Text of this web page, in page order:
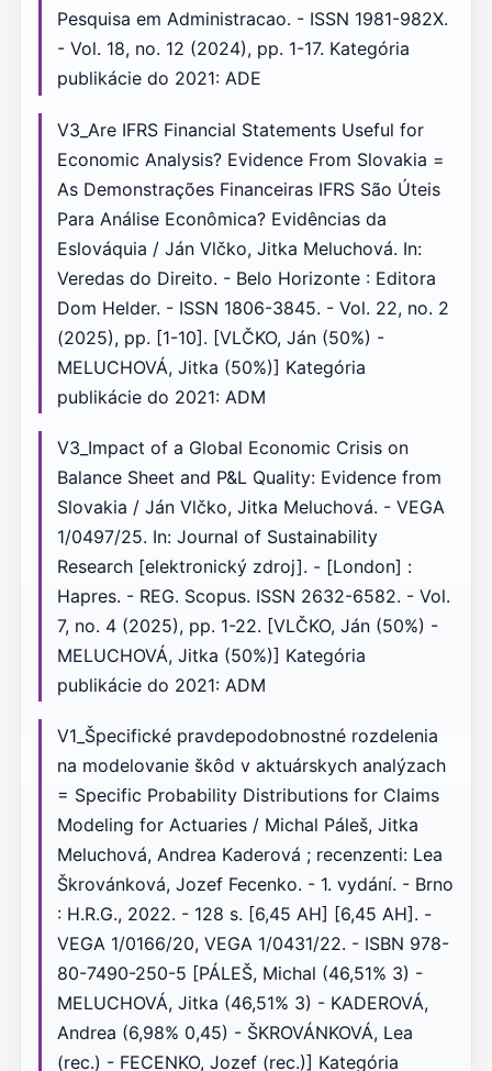
Pesquisa em Administracao. - ISSN 1981-982X.
- Vol. 18, no. 12 (2024), pp. 1-17. Kategória
publikácie do 2021: ADE
V3_Are IFRS Financial Statements Useful for
Economic Analysis? Evidence From Slovakia =
As Demonstrações Financeiras IFRS São Úteis
Para Análise Econômica? Evidências da
Eslováquia / Ján Vlčko, Jitka Meluchová. In:
Veredas do Direito. - Belo Horizonte : Editora
Dom Helder. - ISSN 1806-3845. - Vol. 22, no. 2
(2025), pp. [1-10]. [VLČKO, Ján (50%) -
MELUCHOVÁ, Jitka (50%)] Kategória
publikácie do 2021: ADM
V3_Impact of a Global Economic Crisis on
Balance Sheet and P&L Quality: Evidence from
Slovakia / Ján Vlčko, Jitka Meluchová. - VEGA
1/0497/25. In: Journal of Sustainability
Research [elektronický zdroj]. - [London] :
Hapres. - REG. Scopus. ISSN 2632-6582. - Vol.
7, no. 4 (2025), pp. 1-22. [VLČKO, Ján (50%) -
MELUCHOVÁ, Jitka (50%)] Kategória
publikácie do 2021: ADM
V1_Špecifické pravdepodobnostné rozdelenia
na modelovanie škôd v aktuárskych analýzach
= Specific Probability Distributions for Claims
Modeling for Actuaries / Michal Páleš, Jitka
Meluchová, Andrea Kaderová ; recenzenti: Lea
Škrovánková, Jozef Fecenko. - 1. vydání. - Brno
: H.R.G., 2022. - 128 s. [6,45 AH] [6,45 AH]. -
VEGA 1/0166/20, VEGA 1/0431/22. - ISBN 978-
80-7490-250-5 [PÁLEŠ, Michal (46,51% 3) -
MELUCHOVÁ, Jitka (46,51% 3) - KADEROVÁ,
Andrea (6,98% 0,45) - ŠKROVÁNKOVÁ, Lea
(rec.) - FECENKO, Jozef (rec.)] Kategória